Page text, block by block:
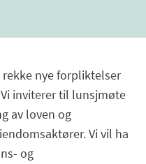
nye forpliktelser
inviterer til lunsjmøte
av loven og
Vi vil ha
og